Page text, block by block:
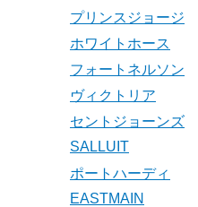
プリンスジョージ
ホワイトホース
フォートネルソン
ヴィクトリア
セントジョーンズ
SALLUIT
ポートハーディ
EASTMAIN